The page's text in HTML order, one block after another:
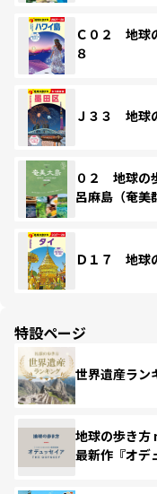
Ｃ０２ 地球
８
Ｊ３３ 地球
０２ 地球
呂麻島（奄
Ｄ１７ 地球
特設ページ
世界遺産ラン
地球の歩き方
最新作『オデ